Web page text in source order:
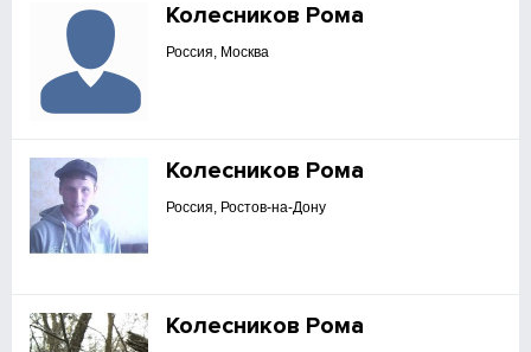
Колесников Рома
Россия, Москва
Колесников Рома
Россия, Ростов-на-Дону
Колесников Рома